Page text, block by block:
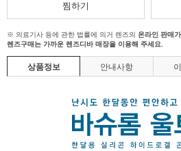
찜하기
※ 의료기사 등에 관한 법률에 의거 렌즈의 온라인 판매가
렌즈구매는 가까운 렌즈디바 매장을 이용해 주세요.
상품정보 안내사항